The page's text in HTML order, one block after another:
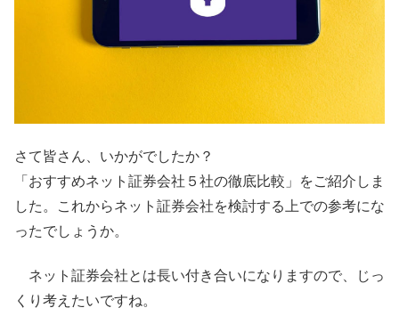
さて皆さん、いかがでしたか？
「おすすめネット証券会社５社の徹底比較」をご紹介しま
した。これからネット証券会社を検討する上での参考にな
ったでしょうか。
ネット証券会社とは長い付き合いになりますので、じっ
くり考えたいですね。